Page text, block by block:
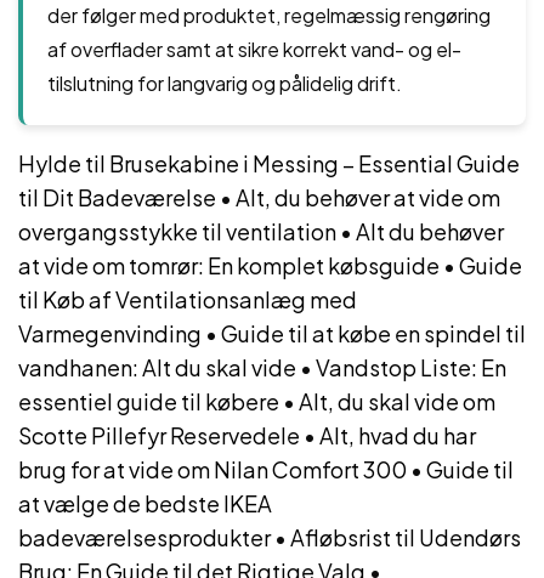
der følger med produktet, regelmæssig rengøring
af overflader samt at sikre korrekt vand- og el-
tilslutning for langvarig og pålidelig drift.
Hylde til Brusekabine i Messing – Essential Guide
til Dit Badeværelse • Alt, du behøver at vide om
overgangsstykke til ventilation • Alt du behøver
at vide om tomrør: En komplet købsguide • Guide
til Køb af Ventilationsanlæg med
Varmegenvinding • Guide til at købe en spindel til
vandhanen: Alt du skal vide • Vandstop Liste: En
essentiel guide til købere • Alt, du skal vide om
Scotte Pillefyr Reservedele • Alt, hvad du har
brug for at vide om Nilan Comfort 300 • Guide til
at vælge de bedste IKEA
badeværelsesprodukter• Afløbsrist til Udendørs
Brug: En Guide til det Rigtige Valg •